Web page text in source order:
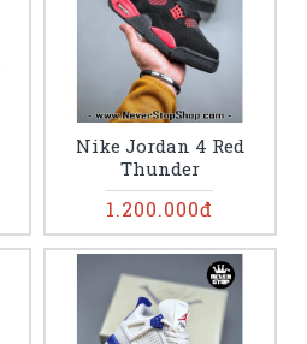
Nike Jordan 4 Red
Thunder
1.200.000đ